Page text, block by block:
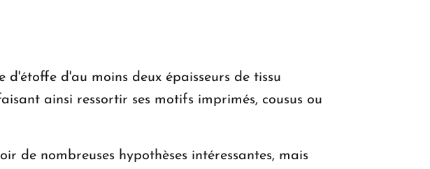
d'au moins deux épaisseurs de tissu
ainsi ressortir ses motifs imprimés, cousus ou
de nombreuses hypothèses intéressantes, mais